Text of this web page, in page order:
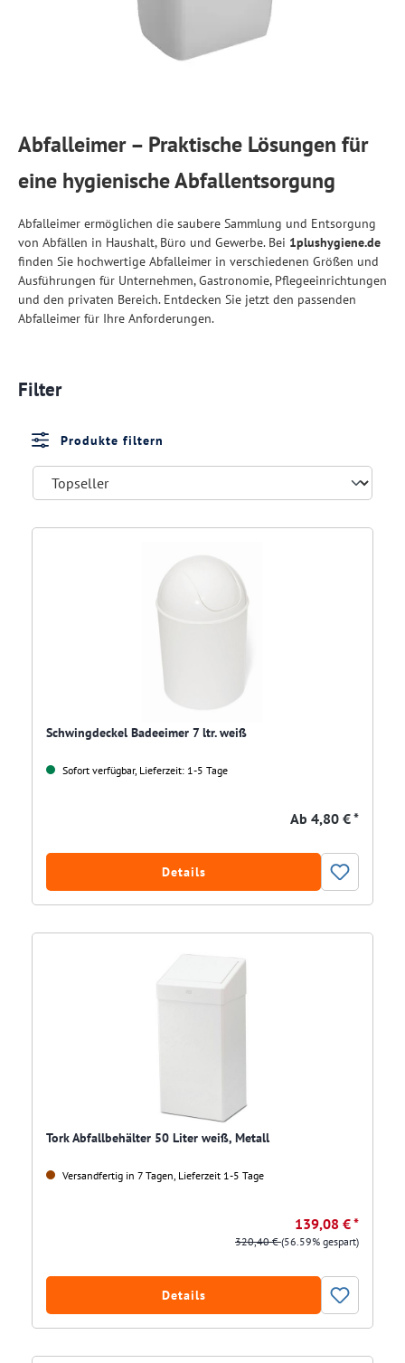
Abfalleimer – Praktische Lösungen für
eine hygienische Abfallentsorgung
Abfalleimer ermöglichen die saubere Sammlung und Entsorgung
von Abfällen in Haushalt, Büro und Gewerbe. Bei 1plushygiene.de
finden Sie hochwertige Abfalleimer in verschiedenen Größen und
Ausführungen für Unternehmen, Gastronomie, Pflegeeinrichtungen
und den privaten Bereich. Entdecken Sie jetzt den passenden
Abfalleimer für Ihre Anforderungen.
Filter
Produkte filtern
Schwingdeckel Badeeimer 7 ltr. weiß
Sofort verfügbar, Lieferzeit: 1-5 Tage
Ab 4,80 € *
Details
Tork Abfallbehälter 50 Liter weiß, Metall
Versandfertig in 7 Tagen, Lieferzeit 1-5 Tage
139,08 € *
320,40 €(56.59% gespart)
Details